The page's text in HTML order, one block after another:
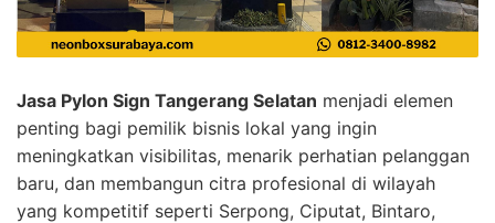
Jasa Pylon Sign Tangerang Selatan menjadi elemen
penting bagi pemilik bisnis lokal yang ingin
meningkatkan visibilitas, menarik perhatian pelanggan
baru, dan membangun citra profesional di wilayah
yang kompetitif seperti Serpong, Ciputat, Bintaro,